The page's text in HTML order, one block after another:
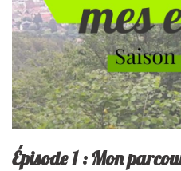
Épisode 1 : Mon